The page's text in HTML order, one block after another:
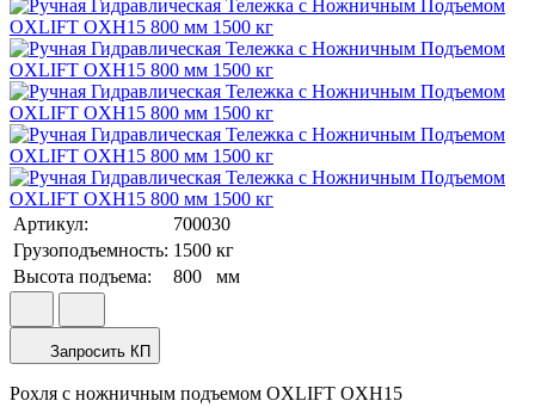
Артикул:
700030
Грузоподъемность: 1500 кг
Высота подъема:
800 мм
Запросить КП
Рохля с ножничным подъемом OXLIFT OXH15